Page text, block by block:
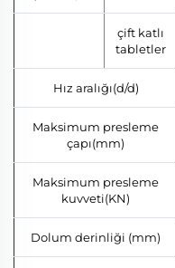
çift katlı
tabletler
Hız aralığı(d/d)
Maksimum presleme
çapı(mm)
Maksimum presleme
kuvveti(KN)
Dolum derinliği (mm)